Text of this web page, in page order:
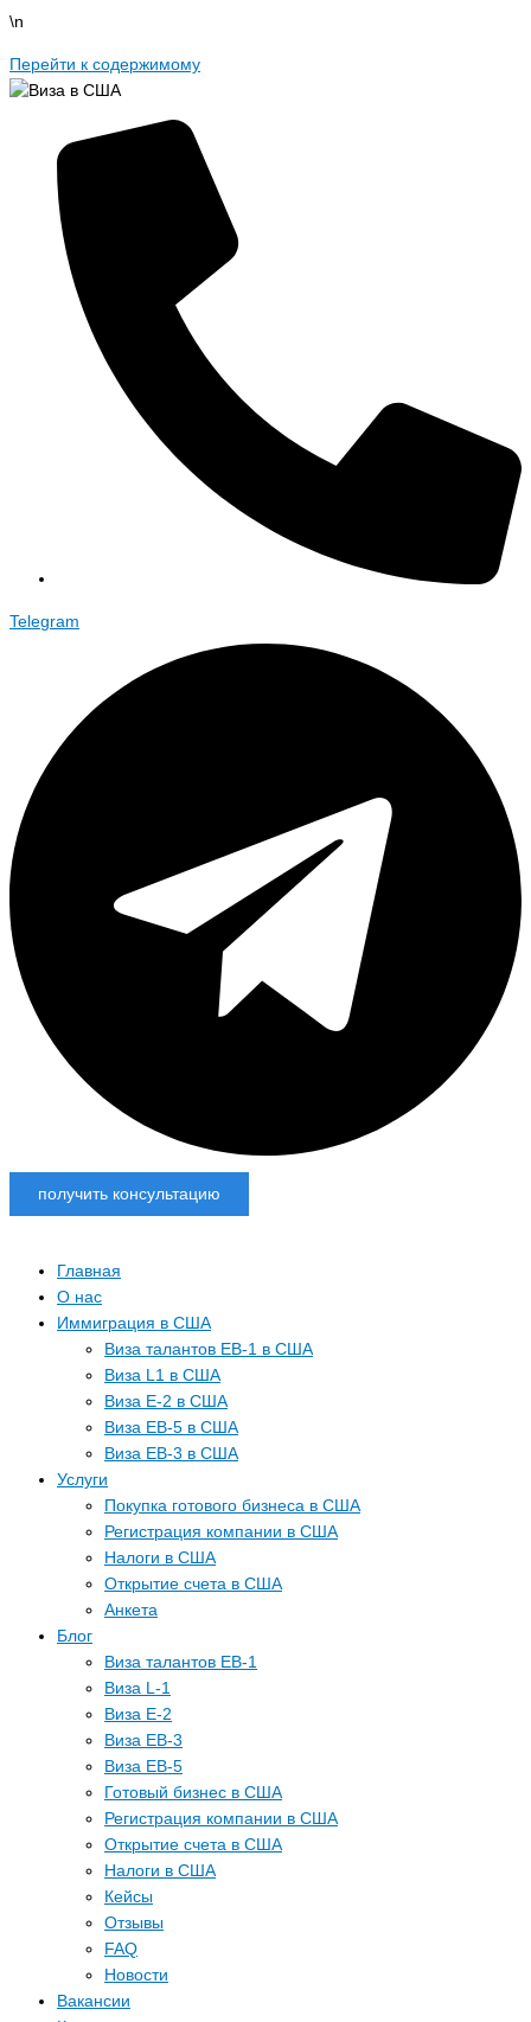
\n
Перейти к содержимому
Telegram
получить консультацию
Главная
О нас
Иммиграция в США
Виза талантов EB-1 в США
Виза L1 в США
Виза E-2 в США
Виза EB-5 в США
Виза EB-3 в США
Услуги
Покупка готового бизнеса в США
Регистрация компании в США
Налоги в США
Открытие счета в США
Анкета
Блог
Виза талантов EB-1
Виза L-1
Виза E-2
Виза EB-3
Виза EB-5
Готовый бизнес в США
Регистрация компании в США
Открытие счета в США
Налоги в США
Кейсы
Отзывы
FAQ
Новости
Вакансии